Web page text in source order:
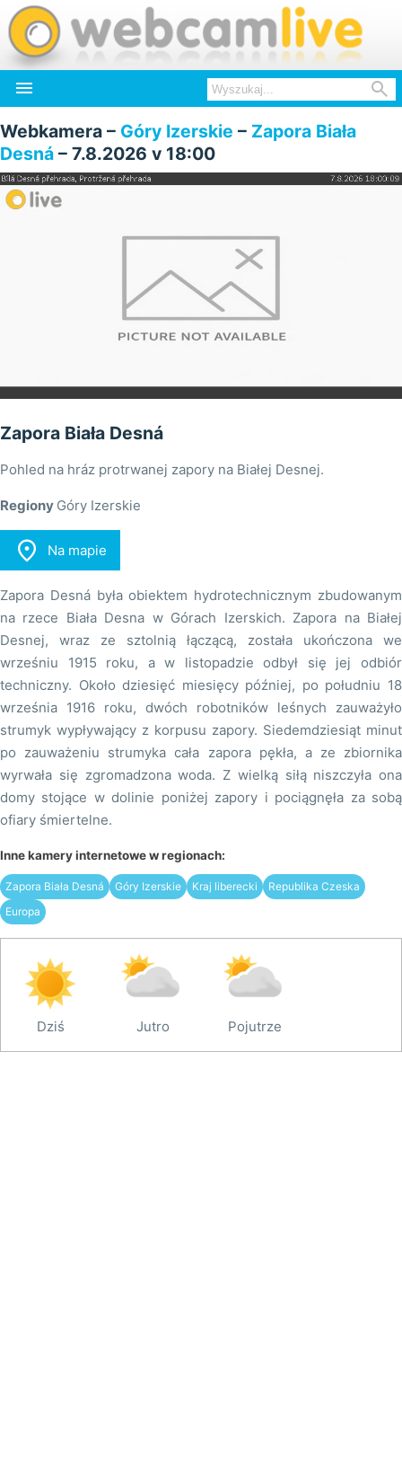
 
Webkamera – Góry Izerskie – Zapora Biała
Desná – 7.8.2026 v 18:00
Zapora Biała Desná
Pohled na hráz protrwanej zapory na Białej Desnej.
Regiony Góry Izerskie
 Na mapie
Zapora Desná była obiektem hydrotechnicznym zbudowanym
na rzece Biała Desna w Górach Izerskich. Zapora na Białej
Desnej, wraz ze sztolnią łączącą, została ukończona we
wrześniu 1915 roku, a w listopadzie odbył się jej odbiór
techniczny. Około dziesięć miesięcy później, po południu 18
września 1916 roku, dwóch robotników leśnych zauważyło
strumyk wypływający z korpusu zapory. Siedemdziesiąt minut
po zauważeniu strumyka cała zapora pękła, a ze zbiornika
wyrwała się zgromadzona woda. Z wielką siłą niszczyła ona
domy stojące w dolinie poniżej zapory i pociągnęła za sobą
ofiary śmiertelne.
Inne kamery internetowe w regionach:
Zapora Biała Desná Góry Izerskie Kraj liberecki
Republika Czeska
Europa
Dziś Jutro Pojutrze